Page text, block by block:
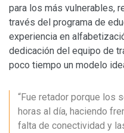
para los más vulnerables,
través del programa de
experiencia en
dedicación del equipo de
poco tiempo un modelo
“Fue retador porque los
horas al día, haciendo
falta de conectividad y